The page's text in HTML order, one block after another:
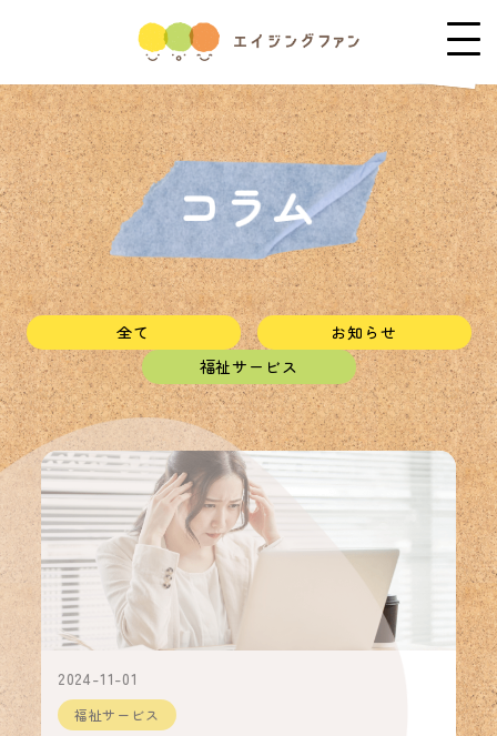
全て
お知らせ
福祉サービス
2024-11-01
福祉サービス